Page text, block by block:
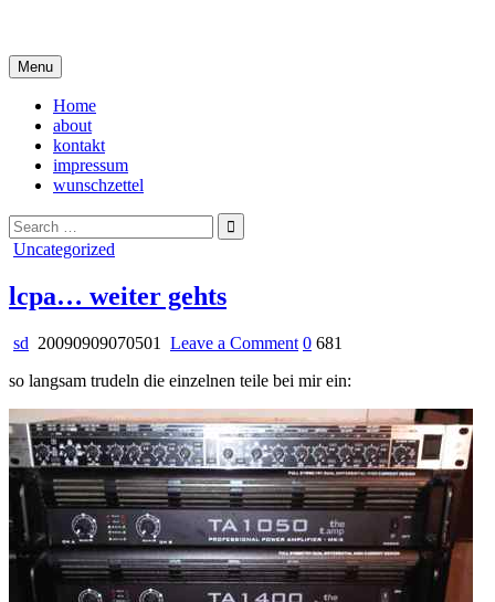
content
Menu
Home
about
kontakt
impressum
wunschzettel
Search
for:
Posted
Uncategorized
lcpa… weiter gehts
sd 20090909070501 Leave a Commenton
weiter
0 681
so langsam trudeln die einzelnen teile bei mir ein: